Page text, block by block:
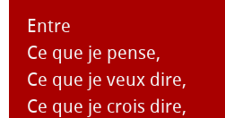
Entre
Ce que je pense,
Ce que je veux dire,
Ce que je crois dire,